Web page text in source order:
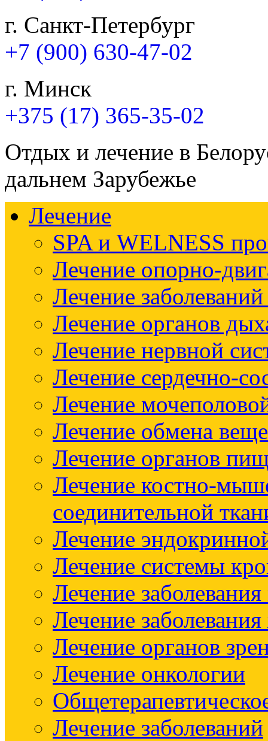
г. Санкт-Петербург
+7 (900) 630-47-02
г. Минск
+375 (17) 365-35-02
Отдых и лечение в
дальнем Зарубежье
Лечение
SPA и WELNESS
Лечение опорно-
Лечение
Лечение органов
Лечение нервной
Лечение сердечно-
Лечение
Лечение обмена
Лечение органов
Лечение костно-
соединительной
Лечение
Лечение системы
Лечение
Лечение
Лечение органов
Лечение онкологии
Лечение заболеваний